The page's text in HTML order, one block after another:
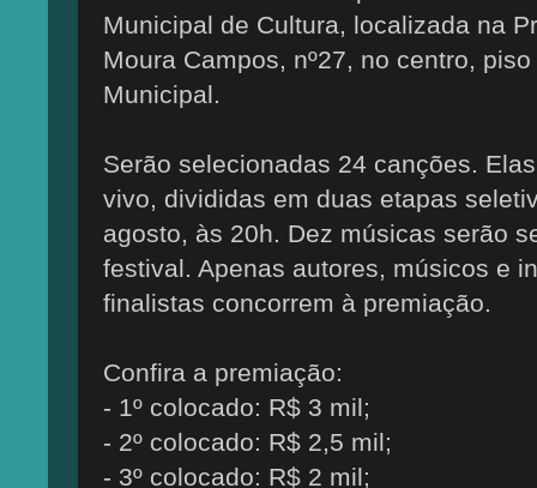
Municipal de Cultura, localizada na
Moura Campos, nº27, no centro,
Municipal.
Serão selecionadas 24 canções.
vivo, divididas em duas etapas
agosto, às 20h. Dez músicas serão
festival. Apenas autores, músicos e
finalistas concorrem à premiação.
Confira a premiação:
- 1º colocado: R$ 3 mil;
- 2º colocado: R$ 2,5 mil;
- 3º colocado: R$ 2 mil;